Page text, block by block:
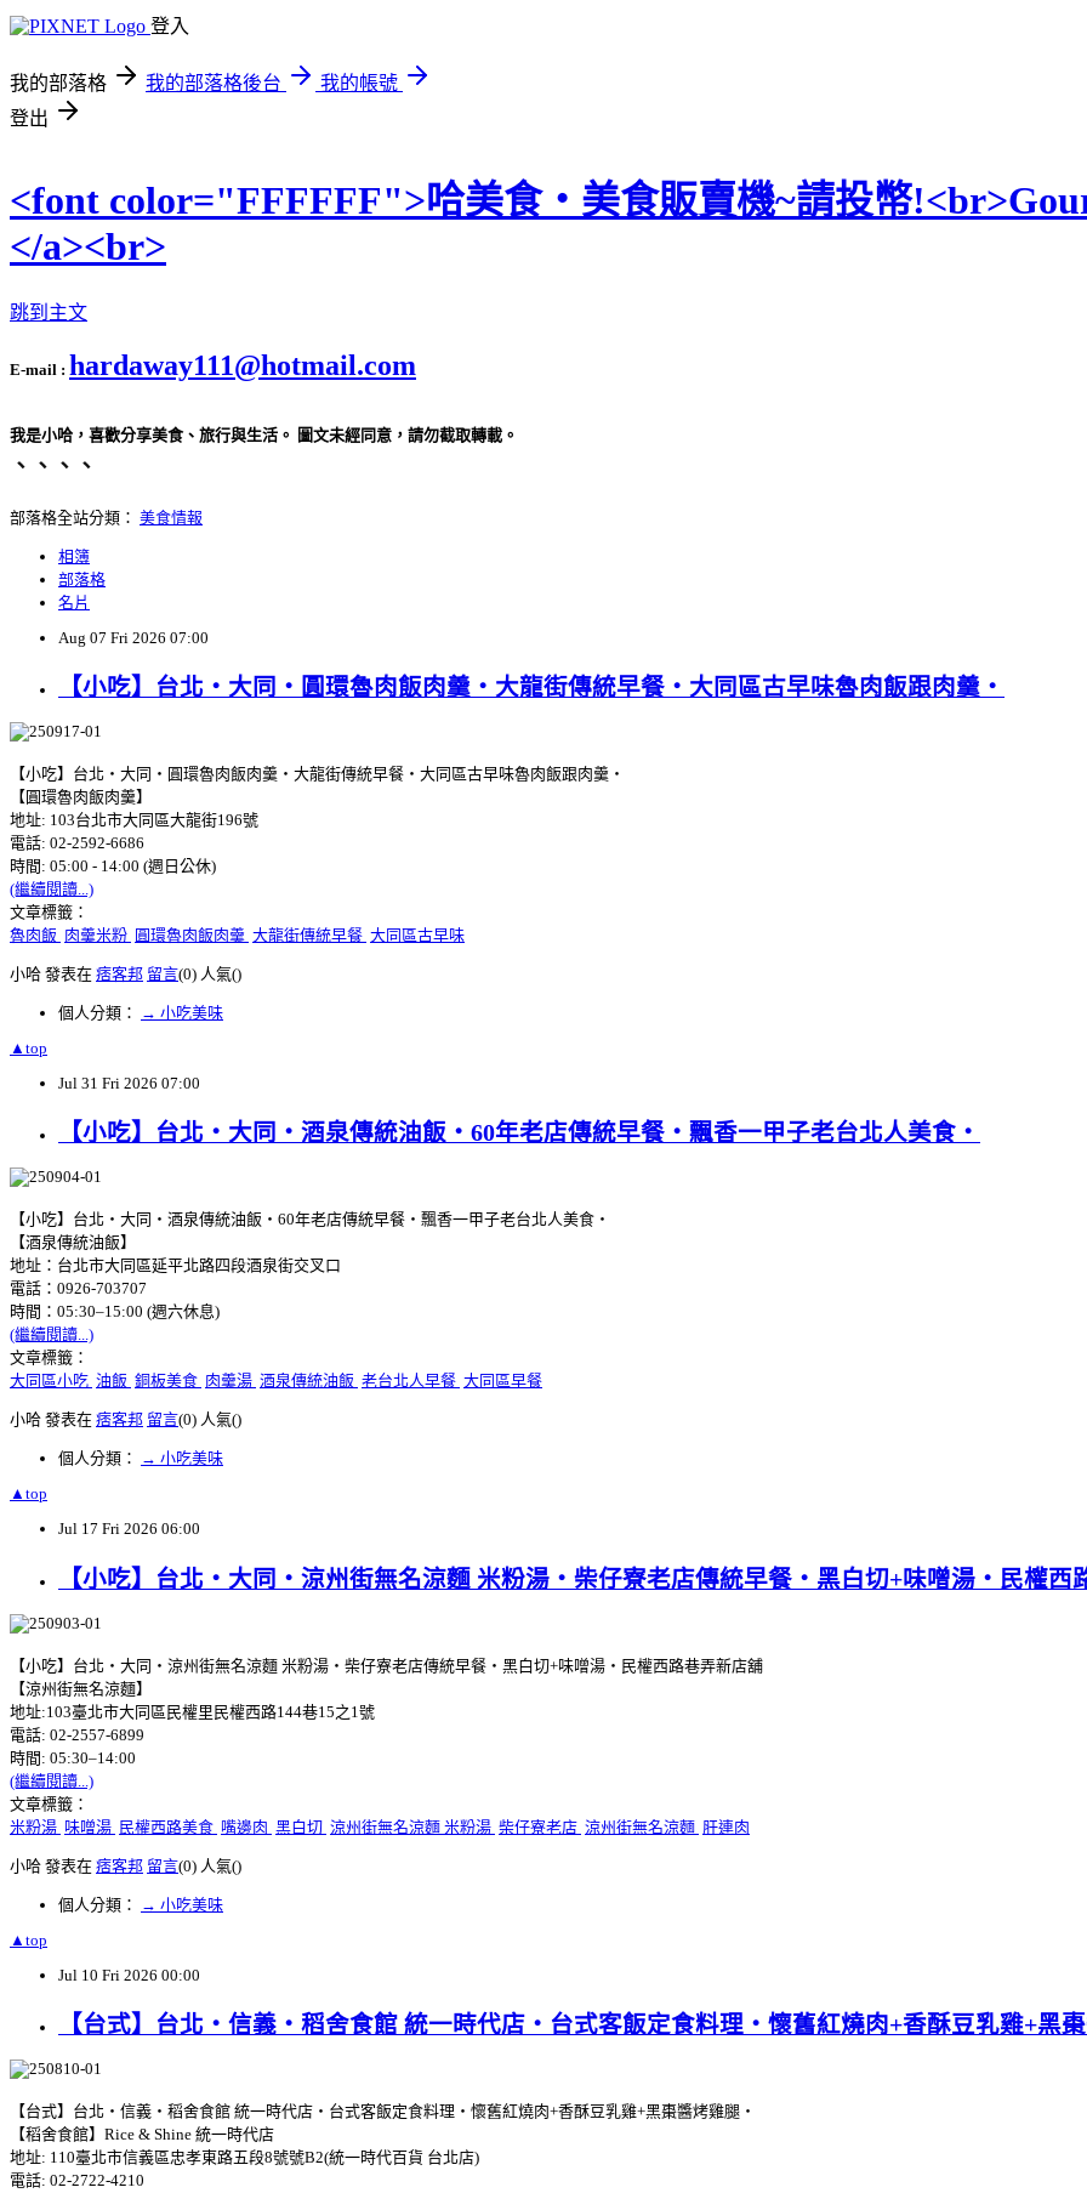
登入
我的部落格 我的部落格後台
我的帳號
登出
<font color="FFFFFF">哈美食‧美食販賣機~請投幣
</a><br>
跳到主文
E-mail : hardaway111@hotmail.com
我是小哈，喜歡分享美食、旅行與生活。 圖文未經同意，請勿截取轉載。
、、、、
部落格全站分類： 美食情報
相簿
部落格
名片
Aug 07 Fri 2026 07:00
【小吃】台北‧大同‧圓環魯肉飯肉羹‧大龍街傳統早餐‧大同區古早味魯肉飯跟肉羹‧
【小吃】台北‧大同‧圓環魯肉飯肉羹‧大龍街傳統早餐‧大同區古早味魯肉飯跟肉羹‧
【圓環魯肉飯肉羹】
地址: 103台北市大同區大龍街196號
電話: 02-2592-6686
時間: 05:00 - 14:00 (週日公休)
(繼續閱讀...)
文章標籤：
魯肉飯 肉羹米粉 圓環魯肉飯肉羹 大龍街傳統早餐 大同區古早味
小哈 發表在 痞客邦 留言(0) 人氣()
個人分類：
→ 小吃美味
▲top
Jul 31 Fri 2026 07:00
【小吃】台北‧大同‧酒泉傳統油飯‧60年老店傳統早餐‧飄香一甲子老台北人美食‧
【小吃】台北‧大同‧酒泉傳統油飯‧60年老店傳統早餐‧飄香一甲子老台北人美食‧
【酒泉傳統油飯】
地址：台北市大同區延平北路四段酒泉街交叉口
電話：0926-703707
時間：05:30–15:00 (週六休息)
(繼續閱讀...)
文章標籤：
大同區小吃 油飯 銅板美食 肉羹湯 酒泉傳統油飯 老台北人早餐 大同區早餐
小哈 發表在 痞客邦 留言(0) 人氣()
個人分類：
→ 小吃美味
▲top
Jul 17 Fri 2026 06:00
【小吃】台北‧大同‧涼州街無名涼麵 米粉湯‧柴仔寮老店傳統早餐‧黑白切+味噌湯‧民權西
【小吃】台北‧大同‧涼州街無名涼麵 米粉湯‧柴仔寮老店傳統早餐‧黑白切+味噌湯‧民權西路巷弄新店舖
【涼州街無名涼麵】
地址:103臺北市大同區民權里民權西路144巷15之1號
電話: 02-2557-6899
時間: 05:30–14:00
(繼續閱讀...)
文章標籤：
米粉湯 味噌湯 民權西路美食 嘴邊肉 黑白切 涼州街無名涼麵 米粉湯 柴仔寮老店 涼州街無名涼麵 肝連肉
小哈 發表在 痞客邦 留言(0) 人氣()
個人分類：
→ 小吃美味
▲top
Jul 10 Fri 2026 00:00
【台式】台北‧信義‧稻舍食館 統一時代店‧台式客飯定食料理‧懷舊紅燒肉+香酥豆乳雞+黑
【台式】台北‧信義‧稻舍食館 統一時代店‧台式客飯定食料理‧懷舊紅燒肉+香酥豆乳雞+黑棗醬烤雞腿‧
【稻舍食館】Rice & Shine 統一時代店
地址: 110臺北市信義區忠孝東路五段8號號B2(統一時代百貨 台北店)
電話: 02-2722-4210